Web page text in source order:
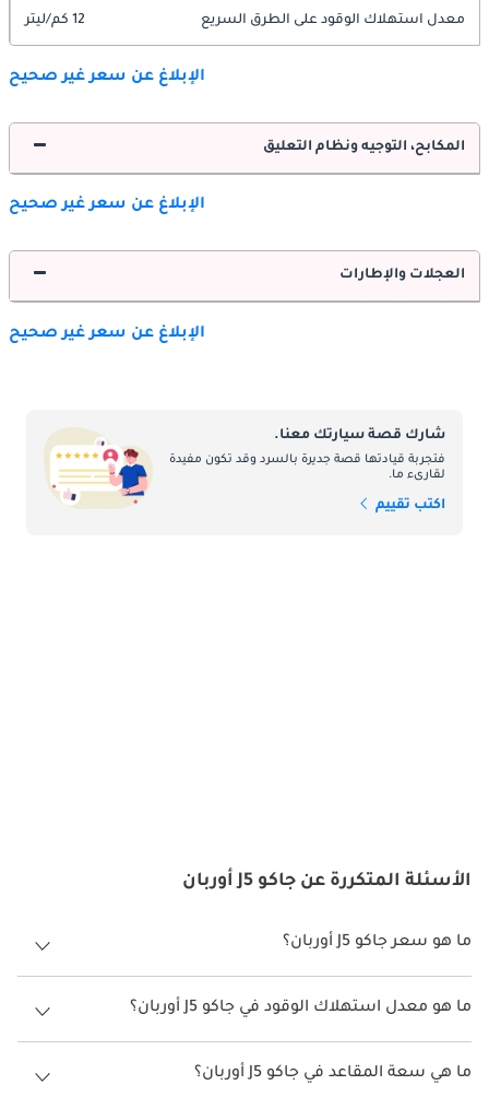
معدل استهلاك الوقود على الطرق السريع 12 كم/ليتر
الإبلاغ عن سعر غير صحيح
المكابح، التوجيه ونظام التعليق
الإبلاغ عن سعر غير صحيح
العجلات والإطارات
الإبلاغ عن سعر غير صحيح
شارك قصة سيارتك معنا.
فتجربة قيادتها قصة جديرة بالسرد وقد تكون مفيدة
لقارىء ما.
اكتب تقييم
الأسئلة المتكررة عن جاكو J5 أوربان
ما هو سعر جاكو J5 أوربان؟
سعر جاكو J5 أوربان هو درهم 64,900.
ما هو معدل استهلاك الوقود في جاكو J5 أوربان؟
يبلغ معدل استهلاك الوقود المقترح من الشركة المصنعة لسيارة جاكو J5
2026 من 10كم/ليتر.
ما هي سعة المقاعد في جاكو J5 أوربان؟